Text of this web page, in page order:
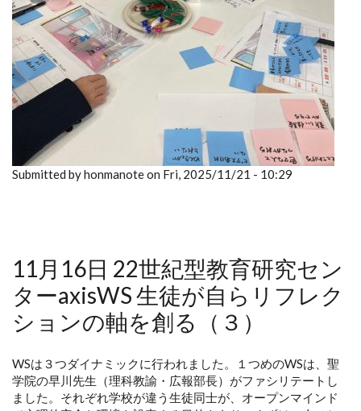
Submitted by honmanote on Fri, 2025/11/21 - 10:29
11月16日 22世紀型教育研究セン
ターaxisWS 生徒が自らリフレク
ションの軸を創る（３）
WSは３つダイナミックに行われました。１つめのWSは、聖
学院の早川先生（理科教諭・広報部長）がファシリテートし
ました。それぞれ学校が違う生徒同士が、オープンマインド